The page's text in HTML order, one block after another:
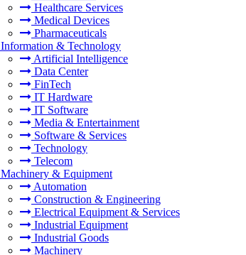
Healthcare Services
Medical Devices
Pharmaceuticals
Information & Technology
Artificial Intelligence
Data Center
FinTech
IT Hardware
IT Software
Media & Entertainment
Software & Services
Technology
Telecom
Machinery & Equipment
Automation
Construction & Engineering
Electrical Equipment & Services
Industrial Equipment
Industrial Goods
Machinery